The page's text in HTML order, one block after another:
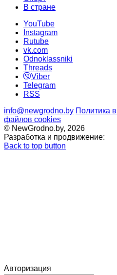
В стране
YouTube
Instagram
Rutube
vk.com
Odnoklassniki
Threads
Viber
Telegram
RSS
info@newgrodno.by Политика
файлов cookies
© NewGrodno.by, 2026
Разработка и продвижение:
Back to top button
Авторизация